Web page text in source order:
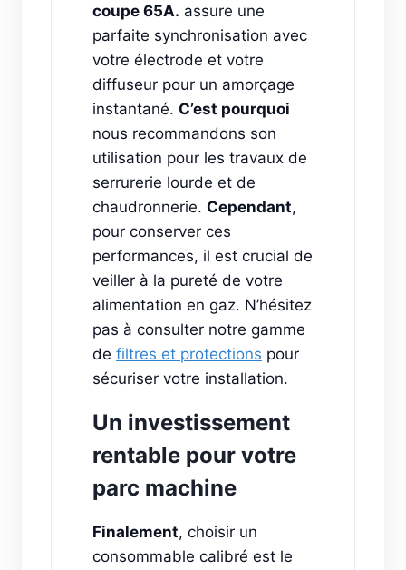
coupe 65A. assure une
parfaite synchronisation avec
votre électrode et votre
diffuseur pour un amorçage
instantané. C’est pourquoi
nous recommandons son
utilisation pour les travaux de
serrurerie lourde et de
chaudronnerie. Cependant,
pour conserver ces
performances, il est crucial de
veiller à la pureté de votre
alimentation en gaz. N’hésitez
pas à consulter notre gamme
de filtres et protections pour
sécuriser votre installation.
Un investissement
rentable pour votre
parc machine
Finalement, choisir un
consommable calibré est le